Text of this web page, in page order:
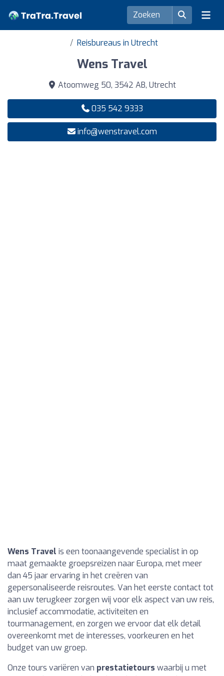
Reisbureaus in Utrecht
Wens Travel
Atoomweg 50, 3542 AB, Utrecht
035 542 9333
info@wenstravel.com
Wens Travel is een toonaangevende specialist in op
maat gemaakte groepsreizen naar Europa, met meer
dan 45 jaar ervaring in het creëren van
gepersonaliseerde reisroutes. Van het eerste contact tot
aan uw terugkeer zorgen wij voor elk aspect van uw reis,
inclusief accommodatie, activiteiten en
tourmanagement, en zorgen we ervoor dat elk detail
overeenkomt met de interesses, voorkeuren en het
budget van uw groep.
Onze tours variëren van prestatietours waarbij u met